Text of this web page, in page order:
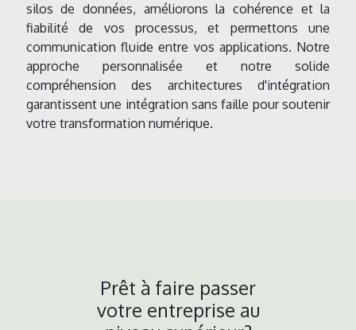
silos de données, améliorons la cohérence et la
fiabilité de vos processus, et permettons une
communication fluide entre vos applications. Notre
approche personnalisée et notre solide
compréhension des architectures d'intégration
garantissent une intégration sans faille pour soutenir
votre transformation numérique.
Prêt à faire passer
votre entreprise au